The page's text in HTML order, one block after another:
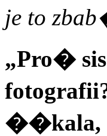
je to
„Pro�
��kala,